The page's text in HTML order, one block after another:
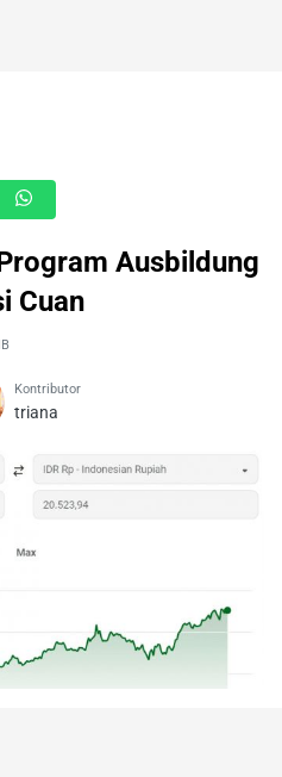
Ausbildung
Cuan
Kontributor
triana